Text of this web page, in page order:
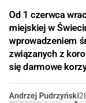
Od 1 czerwca
miejskiej w
wprowadzeniem
związanych z
się darmowe
Andrzej Pudrzyński